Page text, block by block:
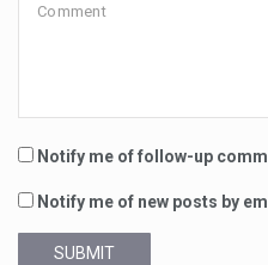
Notify me of follow-up
Notify me of new posts by
SUBMIT